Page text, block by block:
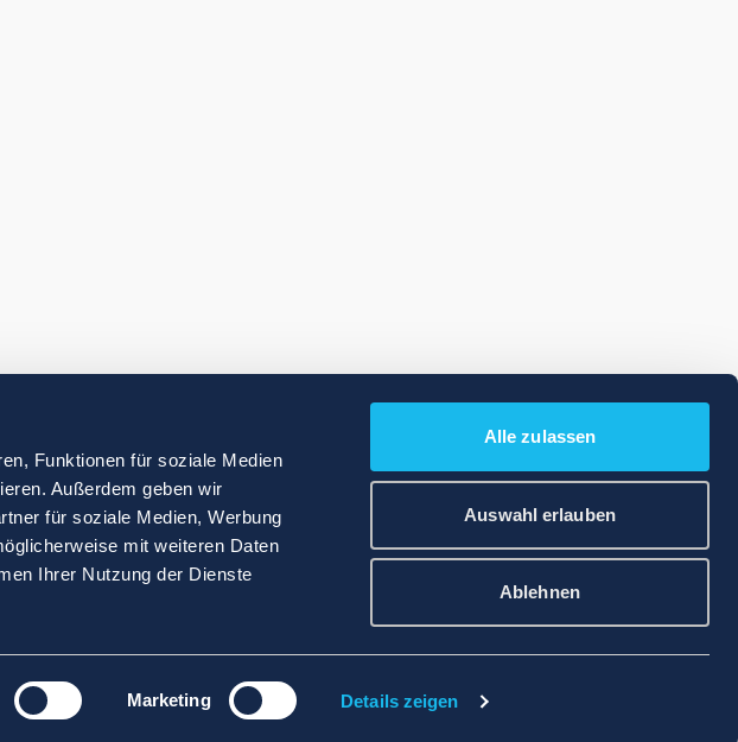
Funktionen für soziale Medien
Außerdem geben wir
für soziale Medien, Werbung
mit weiteren Daten
Ihrer Nutzung der Dienste
Marketing Details zeigen
Alle zulassen
Auswahl erlauben
Ablehnen